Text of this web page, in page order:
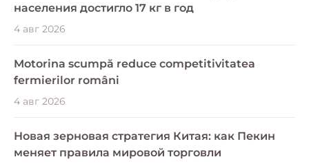
населения достигло 17 кг в год
4 авг 2026
Motorina scumpă reduce competitivitatea
fermierilor români
4 авг 2026
Новая зерновая стратегия Китая: как Пекин
меняет правила мировой торговли